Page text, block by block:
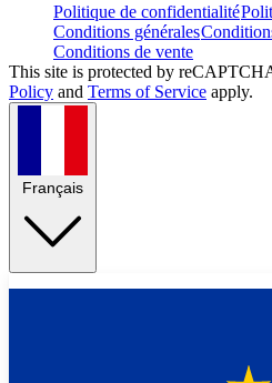
Politique de confidentialité
Conditions générales
Conditions de vente
This site is protected by
Policy and Terms of Service apply.
Français